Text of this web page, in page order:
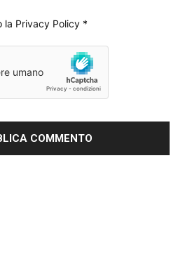
la Privacy Policy *